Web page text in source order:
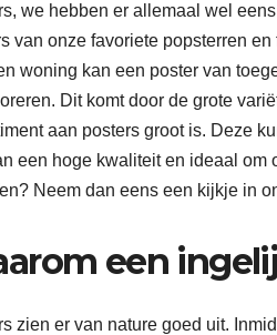
we hebben er allemaal wel
van onze favoriete popsterren
woning kan een poster van
Dit komt door de grote
aan posters groot is. Deze
een hoge kwaliteit en ideaal om
Neem dan eens een kijkje in
een
zien er van nature goed uit.